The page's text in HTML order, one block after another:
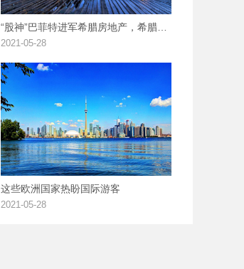
2021-05-28
这些欧洲国家热盼国际游客
2021-05-28